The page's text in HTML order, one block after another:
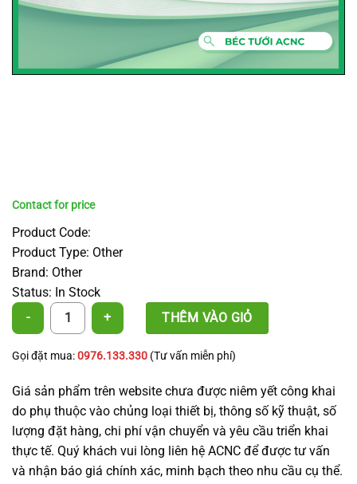
Product Code:
Product Type: Other
Brand: Other
Status: In Stock
Tee Connector 12, 16, 20, 16×12, 20×16 quantity
THÊM VÀO GIỎ
Gọi đặt mua:0976.133.330 (Tư vấn miễn phí)
Giá sản phẩm trên website chưa được niêm yết công khai
do phụ thuộc vào chủng loại thiết bị, thông số kỹ thuật, số
lượng đặt hàng, chi phí vận chuyển và yêu cầu triển khai
thực tế. Quý khách vui lòng liên hệ ACNC để được tư vấn
và nhận báo giá chính xác, minh bạch theo nhu cầu cụ thể.